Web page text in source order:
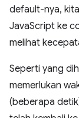
default-nya,
JavaScript ke
melihat
Seperti yang
memerlukan
(beberapa